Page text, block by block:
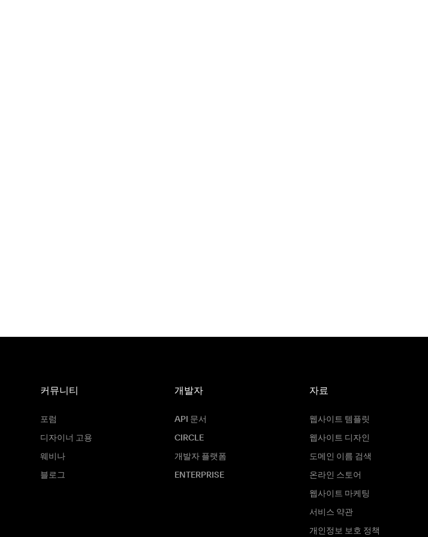
커뮤니티
포럼
디자이너 고용
웨비나
블로그
개발자
API 문서
CIRCLE
개발자 플랫폼
ENTERPRISE
자료
웹사이트 템플릿
웹사이트 디자인
도메인 이름 검색
온라인 스토어
웹사이트 마케팅
서비스 약관
개인정보 보호 정책